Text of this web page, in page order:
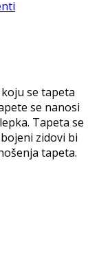
koju se tapeta
se nanosi
Tapeta se
zidovi bi
tapeta.